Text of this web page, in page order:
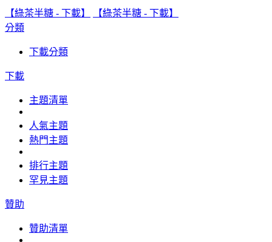
【綠茶半糖 - 下載】
【綠茶半糖 - 下載】
分類
下載分類
下載
主題清單
人氣主題
熱門主題
排行主題
罕見主題
贊助
贊助清單